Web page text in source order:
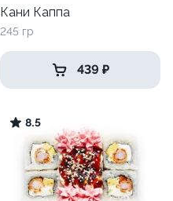
Кани Каппа
245 гр
439 ₽
8.5